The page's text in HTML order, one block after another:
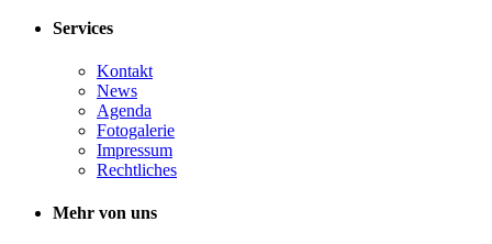
Services
Kontakt
News
Agenda
Fotogalerie
Impressum
Rechtliches
Mehr von uns